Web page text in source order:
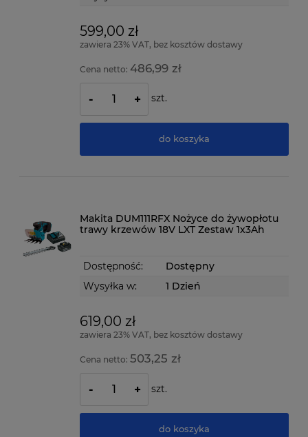
599,00 zł
zawiera 23% VAT, bez kosztów dostawy
Cena netto:486,99 zł
- + szt.
do koszyka
Makita DUM111RFX Nożyce do żywopłotu
trawy krzewów 18V LXT Zestaw 1x3Ah
Dostępność:
Dostępny
Wysyłka w:
1 Dzień
619,00 zł
zawiera 23% VAT, bez kosztów dostawy
Cena netto:503,25 zł
- + szt.
do koszyka